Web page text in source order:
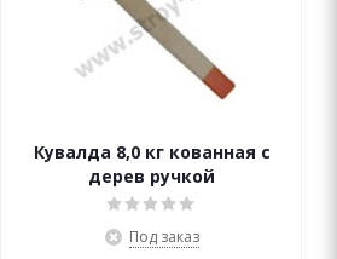
Кувалда 8,0 кг кованная с
дерев ручкой
Под заказ